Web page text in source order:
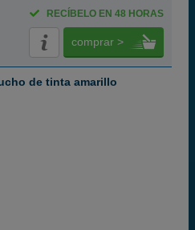
RECÍBELO EN 48 HORAS
comprar >
de tinta amarillo